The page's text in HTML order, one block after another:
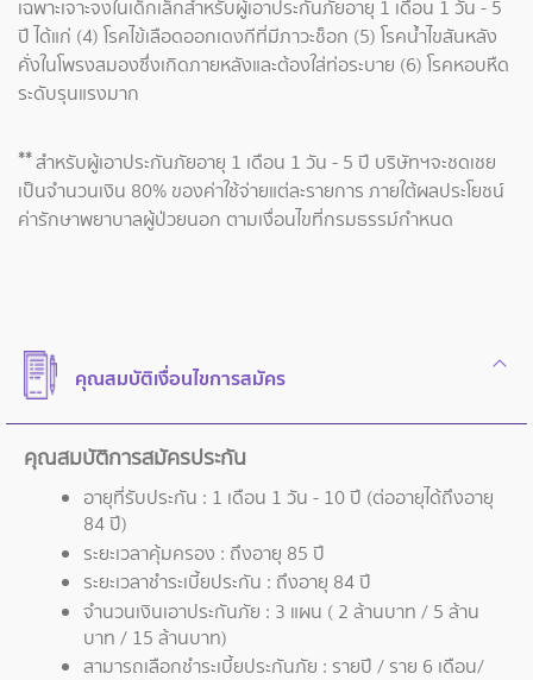
เฉพาะเจาะจงในเด็กเล็กสำหรับผู้เอาประกันภัยอายุ 1 เดือน 1 วัน - 5
ปี ได้แก่ (4) โรคไข้เลือดออกเดงกีที่มีภาวะช็อก (5) โรคน้ำไขสันหลัง
คั่งในโพรงสมองซึ่งเกิดภายหลังและต้องใส่ท่อระบาย (6) โรคหอบหืด
ระดับรุนแรงมาก
**สำหรับผู้เอาประกันภัยอายุ 1 เดือน 1 วัน - 5 ปี บริษัทฯจะชดเชย
เป็นจำนวนเงิน 80% ของค่าใช้จ่ายแต่ละรายการ ภายใต้ผลประโยชน์
ค่ารักษาพยาบาลผู้ป่วยนอก ตามเงื่อนไขที่กรมธรรม์กำหนด
คุณสมบัติเงื่อนไขการสมัคร
คุณสมบัติการสมัครประกัน
อายุที่รับประกัน : 1 เดือน 1 วัน - 10 ปี (ต่ออายุได้ถึงอายุ
84 ปี)
ระยะเวลาคุ้มครอง : ถึงอายุ 85 ปี
ระยะเวลาชำระเบี้ยประกัน : ถึงอายุ 84 ปี
จำนวนเงินเอาประกันภัย : 3 แผน ( 2 ล้านบาท / 5 ล้าน
บาท / 15 ล้านบาท)
สามารถเลือกชำระเบี้ยประกันภัย : รายปี / ราย 6 เดือน/